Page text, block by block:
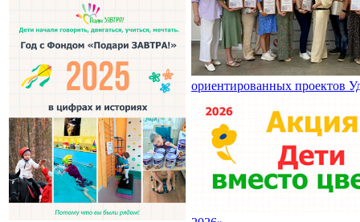
ориентированных проектов